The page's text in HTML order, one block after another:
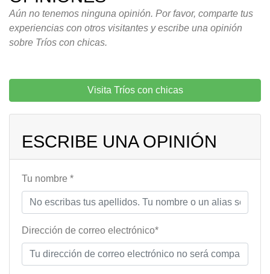
Aún no tenemos ninguna opinión. Por favor, comparte tus
experiencias con otros visitantes y escribe una opinión
sobre Tríos con chicas.
Visita Tríos con chicas
ESCRIBE UNA OPINIÓN
Tu nombre *
Dirección de correo electrónico*